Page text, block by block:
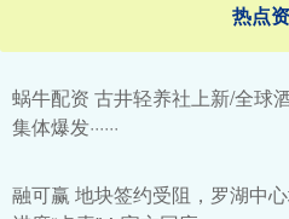
热点
蜗牛配资 古井轻养社上新/全球
集体爆发······
融可赢 地块签约受阻，罗湖中